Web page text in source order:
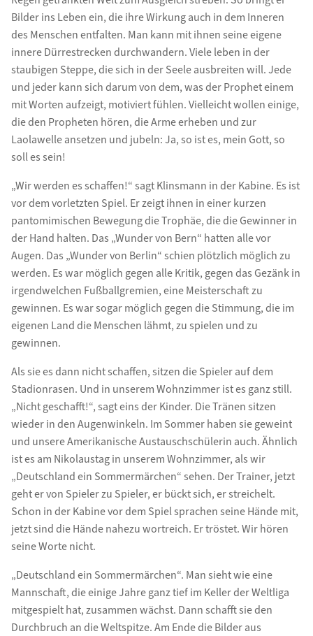
Bilder ins Leben ein, die ihre Wirkung auch in dem Inneren
des Menschen entfalten. Man kann mit ihnen seine eigene
innere Dürrestrecken durchwandern. Viele leben in der
staubigen Steppe, die sich in der Seele ausbreiten will. Jede
und jeder kann sich darum von dem, was der Prophet einem
mit Worten aufzeigt, motiviert fühlen. Vielleicht wollen einige,
die den Propheten hören, die Arme erheben und zur
Laolawelle ansetzen und jubeln: Ja, so ist es, mein Gott, so
soll es sein!
„Wir werden es schaffen!“ sagt Klinsmann in der Kabine. Es ist
vor dem vorletzten Spiel. Er zeigt ihnen in einer kurzen
pantomimischen Bewegung die Trophäe, die die Gewinner in
der Hand halten. Das „Wunder von Bern“ hatten alle vor
Augen. Das „Wunder von Berlin“ schien plötzlich möglich zu
werden. Es war möglich gegen alle Kritik, gegen das Gezänk in
irgendwelchen Fußballgremien, eine Meisterschaft zu
gewinnen. Es war sogar möglich gegen die Stimmung, die im
eigenen Land die Menschen lähmt, zu spielen und zu
gewinnen.
Als sie es dann nicht schaffen, sitzen die Spieler auf dem
Stadionrasen. Und in unserem Wohnzimmer ist es ganz still.
„Nicht geschafft!“, sagt eins der Kinder. Die Tränen sitzen
wieder in den Augenwinkeln. Im Sommer haben sie geweint
und unsere Amerikanische Austauschschülerin auch. Ähnlich
ist es am Nikolaustag in unserem Wohnzimmer, als wir
„Deutschland ein Sommermärchen“ sehen. Der Trainer, jetzt
geht er von Spieler zu Spieler, er bückt sich, er streichelt.
Schon in der Kabine vor dem Spiel sprachen seine Hände mit,
jetzt sind die Hände nahezu wortreich. Er tröstet. Wir hören
seine Worte nicht.
„Deutschland ein Sommermärchen“. Man sieht wie eine
Mannschaft, die einige Jahre ganz tief im Keller der Weltliga
mitgespielt hat, zusammen wächst. Dann schafft sie den
Durchbruch an die Weltspitze. Am Ende die Bilder aus